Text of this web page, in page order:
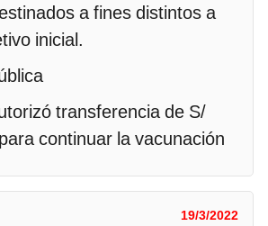
a fines distintos a
inicial.
19/3/2022